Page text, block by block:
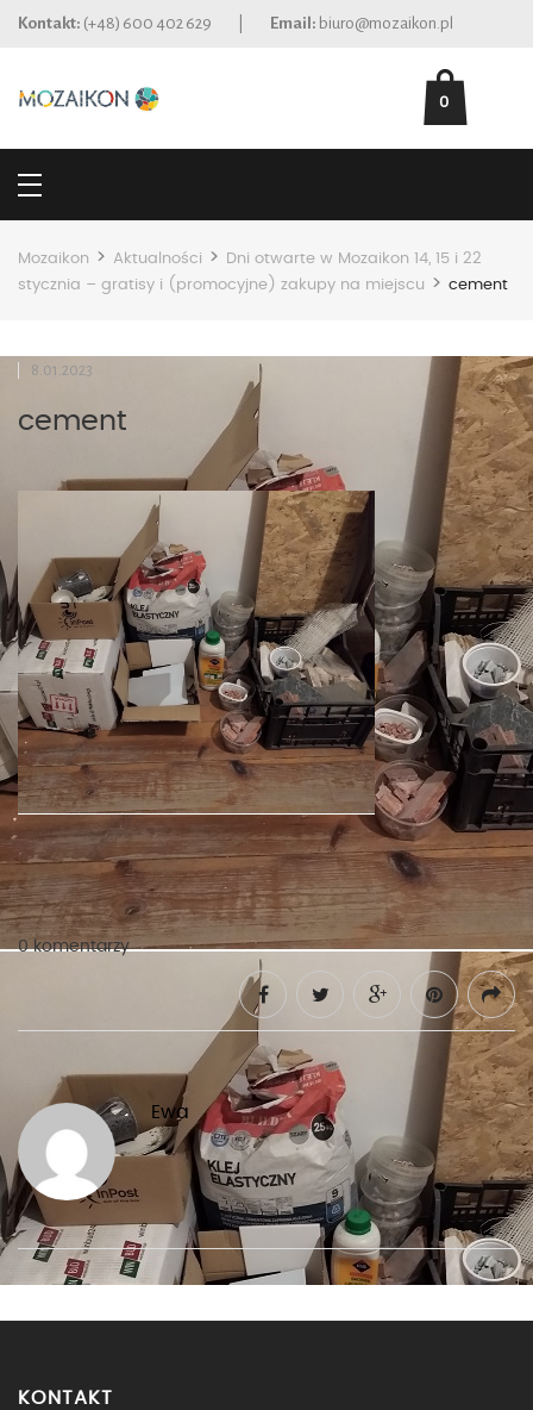
Kontakt: (+48) 600 402 629 Email: biuro@mozaikon.pl
0
Mozaikon > Aktualności >
Dni otwarte w Mozaikon 14, 15 i 22
stycznia – gratisy i (promocyjne) zakupy na miejscu
> cement
8.01.2023
cement
0 komentarzy
Ewa
KONTAKT